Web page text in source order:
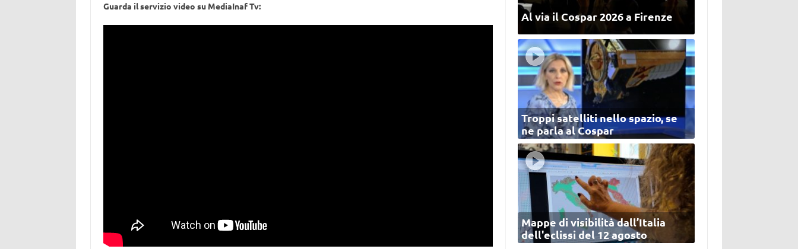
Guarda il servizio video su MediaInaf Tv:
Al via il Cospar 2026 a Firenze
Troppi satelliti nello spazio, se
ne parla al Cospar
Mappe di visibilità dall’Italia
dell'eclissi del 12 agosto